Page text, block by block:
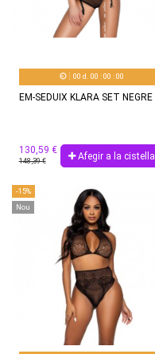
00 d. 00 :00 :00
EM-SEDUIX KLARA SET NEGRE
130,59 €
148,39 € Afegir a la cistella
-15%
Nou